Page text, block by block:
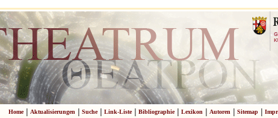
Home| Aktualisierungen| Suche| Link-Liste| Bibliographie| Lexikon| Autoren| Sitemap|